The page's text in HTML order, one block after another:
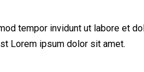
tempor invidunt ut labore et
Lorem ipsum dolor sit amet.